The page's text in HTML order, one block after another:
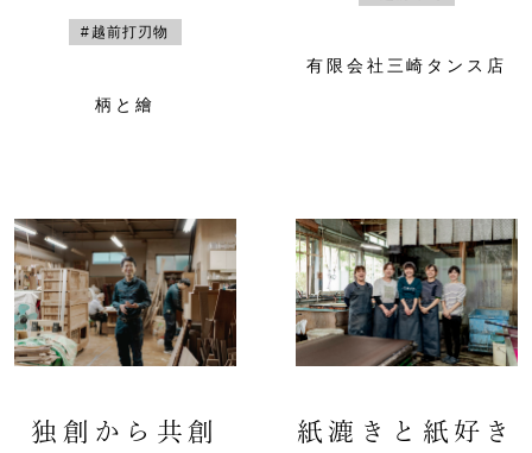
#越前打刃物
柄と繪
有限会社三崎タンス店
独創から共創 紙漉きと紙好き